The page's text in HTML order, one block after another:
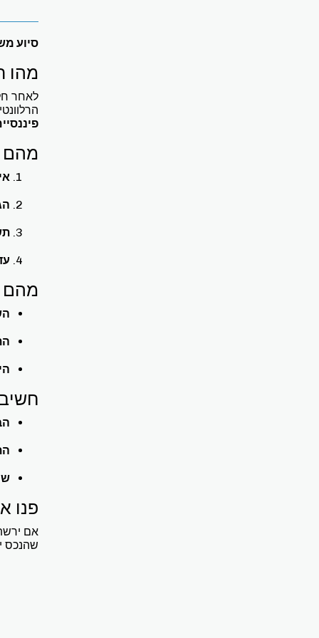
סיוע
מהו
לאחר
מהם
מהם
פנו
אם
שהנכס